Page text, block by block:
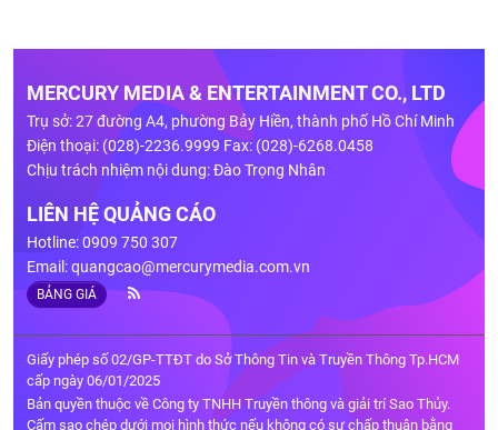
MERCURY MEDIA & ENTERTAINMENT CO., LTD
Trụ sở: 27 đường A4, phường Bảy Hiền, thành phố Hồ Chí Minh
Điện thoại: (028)-2236.9999 Fax: (028)-6268.0458
Chịu trách nhiệm nội dung: Đào Trọng Nhân
LIÊN HỆ QUẢNG CÁO
Hotline: 0909 750 307
Email:quangcao@mercurymedia.com.vn
BẢNG GIÁ
Giấy phép số 02/GP-TTĐT do Sở Thông Tin và Truyền Thông Tp.HCM
cấp ngày 06/01/2025
Bản quyền thuộc về Công ty TNHH Truyền thông và giải trí Sao Thủy.
Cấm sao chép dưới mọi hình thức nếu không có sự chấp thuận bằng